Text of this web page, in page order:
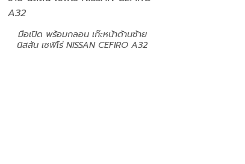
มือเปิด พร้อมกลอน เก๊ะหน้าด้านซ้าย
นิสสัน เซฟิโร่ NISSAN CEFIRO A32